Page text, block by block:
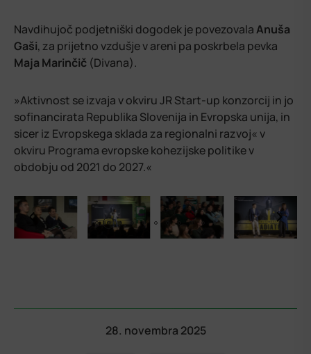
Navdihujoč podjetniški dogodek je povezovalaAnuša
Gaši, za prijetno vzdušje v areni pa poskrbela pevka
Maja Marinčič (Divana).
»Aktivnost se izvaja v okviru JR Start-up konzorcij in jo
sofinancirata Republika Slovenija in Evropska unija, in
sicer iz Evropskega sklada za regionalni razvoj« v
okviru Programa evropske kohezijske politike v
obdobju od 2021 do 2027.«
28. novembra 2025